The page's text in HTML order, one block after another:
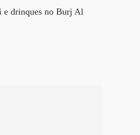
e drinques no Burj Al